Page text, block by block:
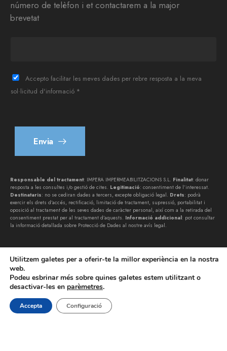
número de telèfon i et contactarem a la major
brevetat
è
Accepto facilitar les meves dades per rebre resposta a la meva
sol·licitud d'informació *
Envia
Responsable del tractament: IMPERA IMPERMEABILITZACIONS S.L. Finalitat: donar
resposta a les consultes i/o gestió de cites. Legitimació: consentiment de l’interessat.
Destinataris: no se cediran dades a tercers, excepte obligació legal. Drets: podrà
exercir els drets d’accés, rectificació, limitació de tractament, supressió, portabilitat i
oposició al tractament de les seves dades de caràcter personal, així com a la retirada del
consentiment prestat per al tractament d’aquests. Informació addicional: pot consultar
la informació detallada sobre Protecció de Dades al nostre avís legal.
IMPERA IMPERMEABILITZACIONS SL © 2026. Tots els drets
reservats | by
Utilitzem galetes per a oferir-te la millor experiència en la nostra
web.
Podeu esbrinar més sobre quines galetes estem utilitzant o
desactivar-les en parèmetres.
Accepta Configuració